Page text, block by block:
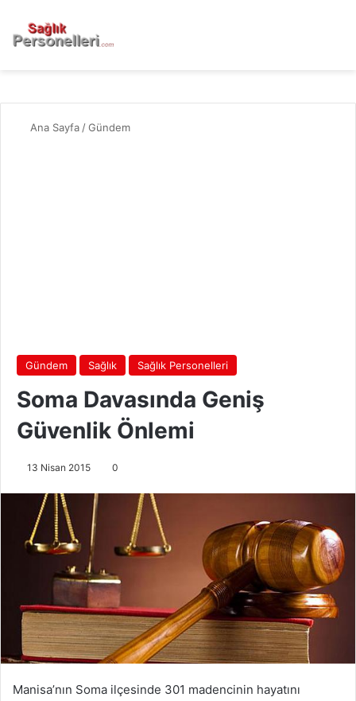
Ana Sayfa /Gündem
Gündem Sağlık Sağlık Personelleri
Soma Davasında Geniş
Güvenlik Önlemi
13 Nisan 2015 0
Manisa’nın Soma ilçesinde 301 madencinin hayatını